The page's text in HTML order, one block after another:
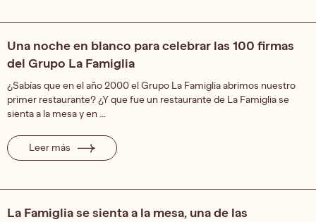
Una noche en blanco para celebrar las 100 firmas
del Grupo La Famiglia
¿Sabías que en el año 2000 el Grupo La Famiglia abrimos nuestro
primer restaurante? ¿Y que fue un restaurante de La Famiglia se
sienta a la mesa y en ...
Leer más
La Famiglia se sienta a la mesa, una de las